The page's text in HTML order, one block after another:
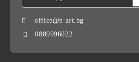
office@n-art.bg
0889996022